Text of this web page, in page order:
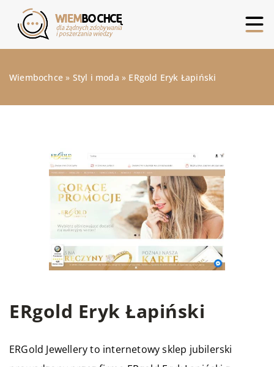
Wiembochce » Styl i moda » ERgold Eryk Łapiński
ERgold Eryk Łapiński
ERGold Jewellery to internetowy sklep jubilerski